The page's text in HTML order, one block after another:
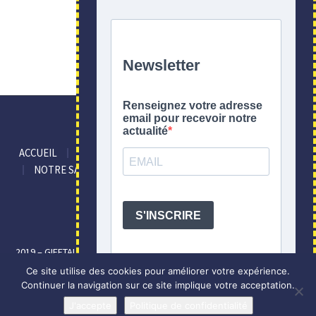
ACCUEIL GARDE-CORPS PORTAILS
L’ENTREPRISE
NOTRE SAVOIR-FAIRE
TROUVER UN INSTALLATEUR
2019 – GIFETAL – Tous droits réservés –Mentions légales-Politique
de confidentialité-Conditions Générales de Vente
Création de site internet à Lyon
Ce site utilise des cookies pour améliorer votre expérience.
Continuer la navigation sur ce site implique votre acceptation.